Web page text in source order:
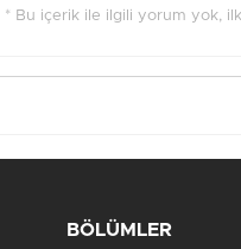
* Bu içerik ile ilgili yorum yok, ilk
BÖLÜMLER